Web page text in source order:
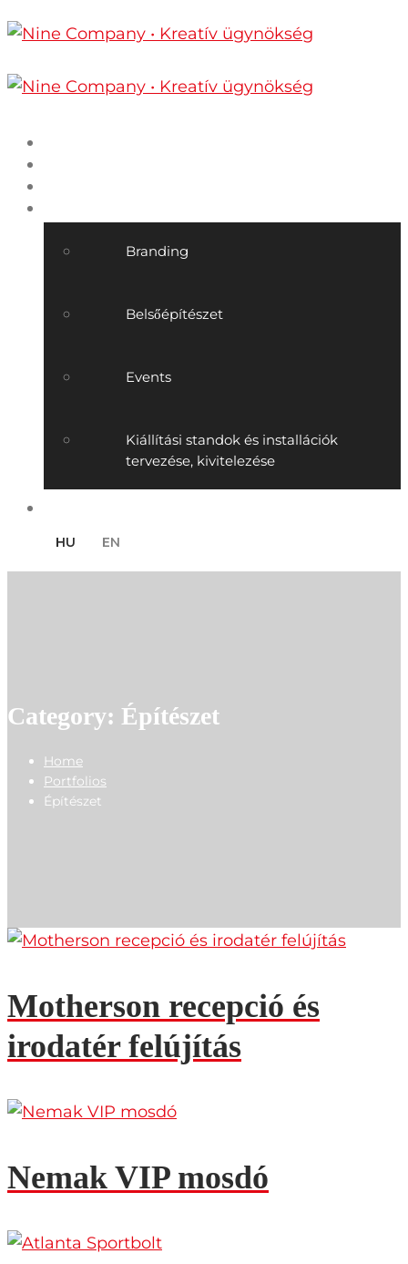
Branding
Belsőépítészet
Events
Kiállítási standok és installációk
tervezése, kivitelezése
Category: Építészet
Home
Portfolios
Építészet
Motherson recepció és
irodatér felújítás
Nemak VIP mosdó